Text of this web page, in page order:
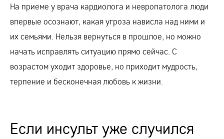
На приеме у врача кардиолога и невропатолога люди
впервые осознают, какая угроза нависла над ними и
их семьями. Нельзя вернуться в прошлое, но можно
начать исправлять ситуацию прямо сейчас. С
возрастом уходит здоровье, но приходит мудрость,
терпение и бесконечная любовь к жизни.
Если инсульт уже случился